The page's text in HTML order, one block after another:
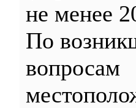
не менее
По
вопросам